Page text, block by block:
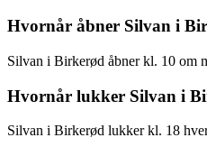
Hvornår åbner Silvan i
Silvan i Birkerød åbner kl. 10 om
Hvornår lukker Silvan i
Silvan i Birkerød lukker kl. 18